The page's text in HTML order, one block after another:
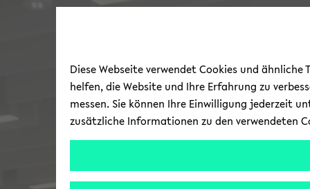
Diese Webseite verwendet Cookies und
helfen, die Website und Ihre Erfahrung zu
messen. Sie können Ihre Einwilligung jederzeit
zusätzliche Informationen zu den verwendeten